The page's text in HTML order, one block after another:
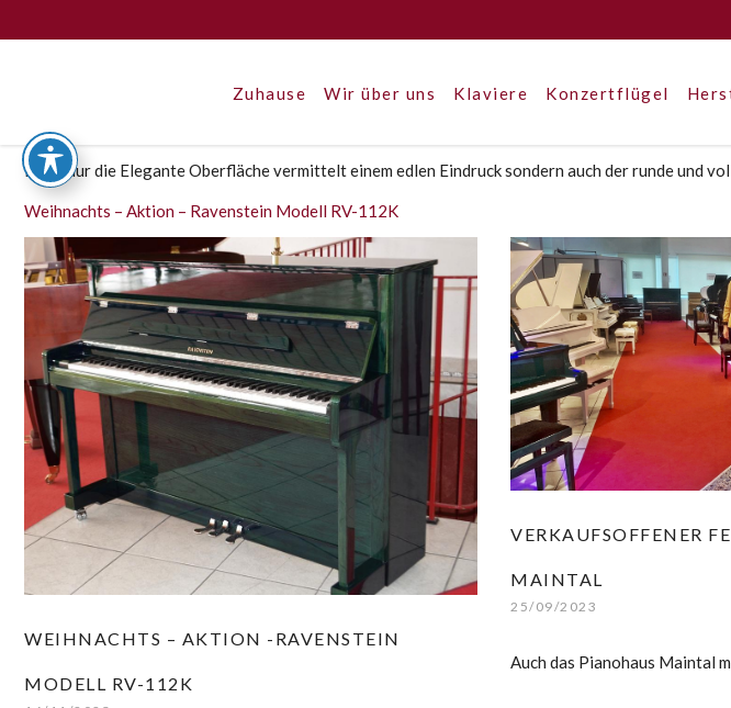
Zuhause Wir über uns Klaviere Konzertflügel
Nicht nur die Elegante Oberfläche vermittelt einem edlen Eindruck sondern auch der runde und
Weihnachts – Aktion – Ravenstein Modell RV-112K
WEIHNACHTS – AKTION -RAVENSTEIN
MODELL RV-112K
VERKAUFSOFFENER
MAINTAL
25/09/2023
Auch das Pianohaus Maintal